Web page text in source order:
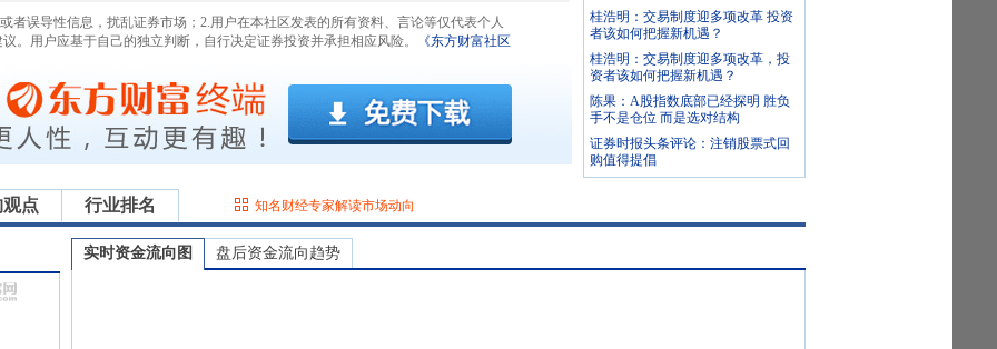
者误导性信息，扰乱证券市场；2.用户在本社区发表的所有资料、言论等仅代表个人
。用户应基于自己的独立判断，自行决定证券投资并承担相应风险。
《东方财富社区
桂浩明：交易制度迎多项改革 投资
者该如何把握新机遇？
桂浩明：交易制度迎多项改革，投
资者该如何把握新机遇？
陈果：A股指数底部已经探明 胜负
手不是仓位 而是选对结构
证券时报头条评论：注销股票式回
购值得提倡
点 行业排名 知名财经专家解读市场动向
实时资金流向图 盘后资金流向趋势